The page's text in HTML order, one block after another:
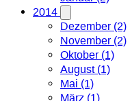
2014
Dezember (2)
November (2)
Oktober (1)
August (1)
Mai (1)
März (1)